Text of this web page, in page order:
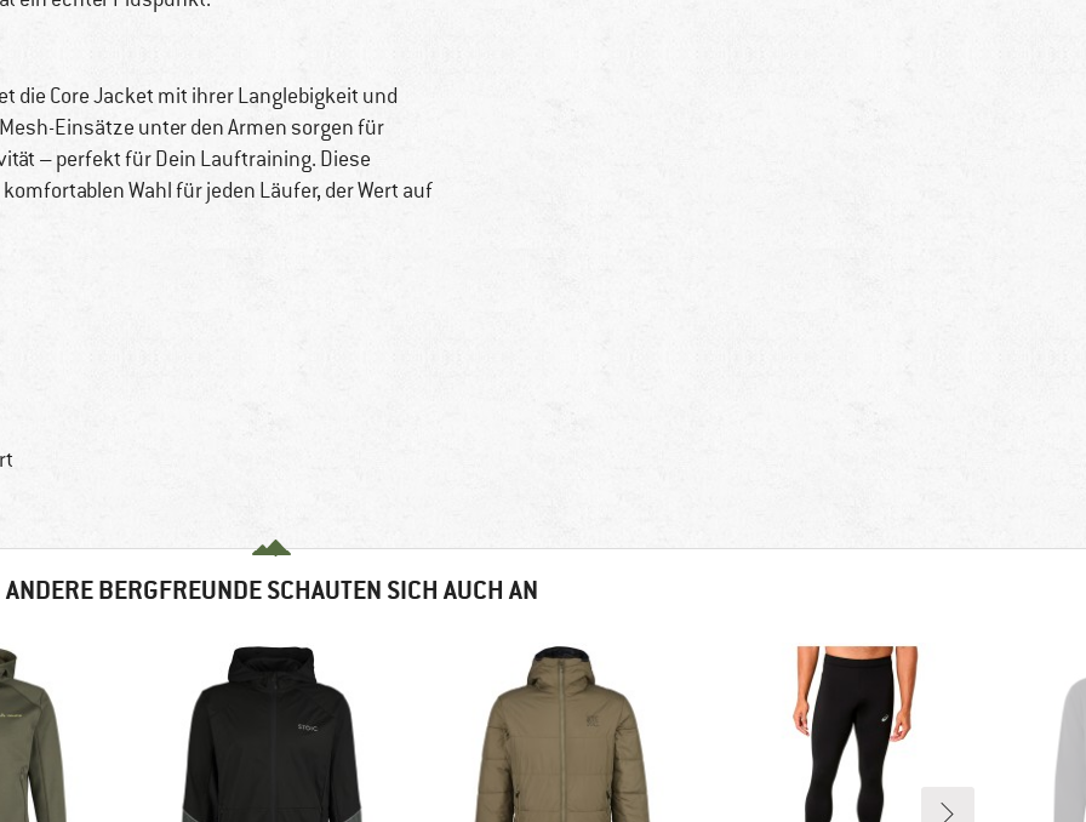
Core Jacket mit ihrer Langlebigkeit und
Einsätze unter den Armen sorgen für
– perfekt für Dein Lauftraining. Diese
Wahl für jeden Läufer, der Wert auf
ANDERE BERGFREUNDE SCHAUTEN SICH AUCH AN